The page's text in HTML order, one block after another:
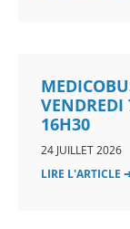
16H30
24 JUILLET 2026
LIRE L'ARTICLE